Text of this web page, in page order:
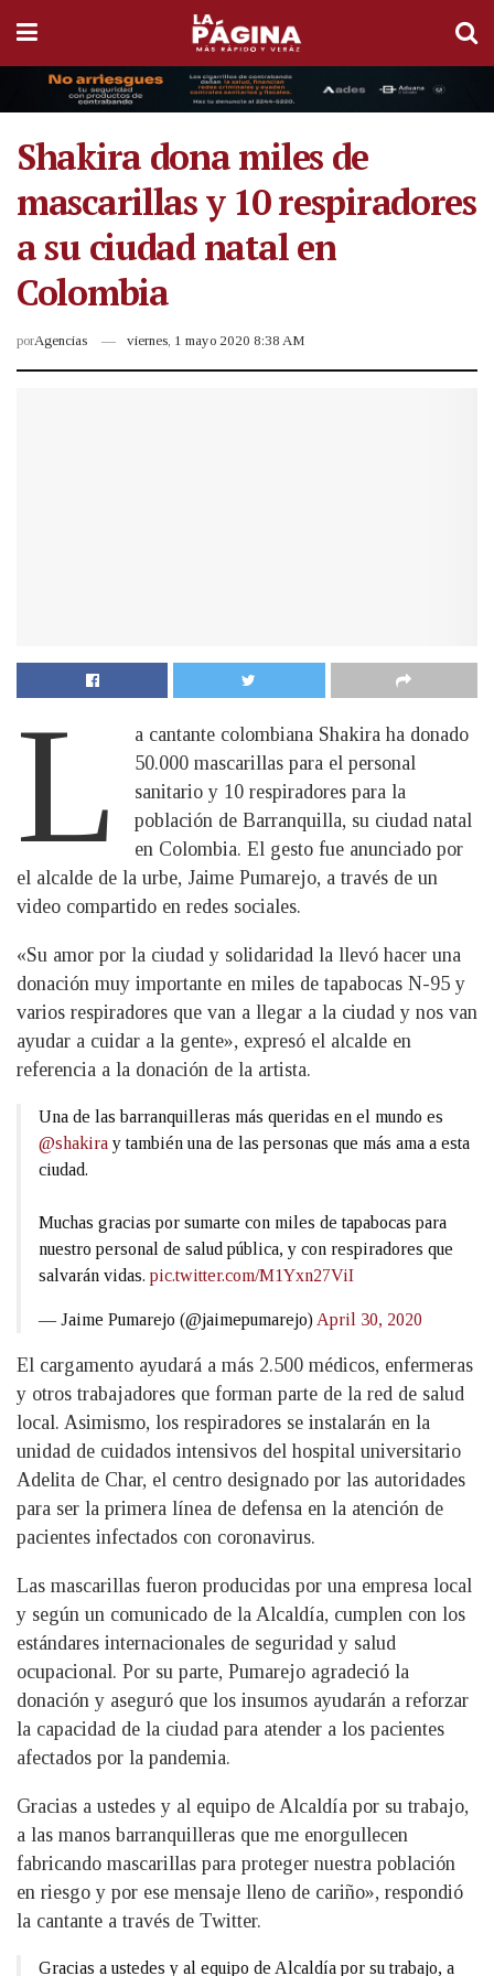
Shakira dona miles de
mascarillas y 10 respiradores
a su ciudad natal en
Colombia
porAgencias viernes, 1 mayo 2020 8:38 AM
L
a cantante colombiana Shakira ha donado
50.000 mascarillas para el personal
sanitario y 10 respiradores para la
población de Barranquilla, su ciudad natal
en Colombia. El gesto fue anunciado por
el alcalde de la urbe, Jaime Pumarejo, a través de un
video compartido en redes sociales.
«Su amor por la ciudad y solidaridad la llevó hacer una
donación muy importante en miles de tapabocas N-95 y
varios respiradores que van a llegar a la ciudad y nos van
ayudar a cuidar a la gente», expresó el alcalde en
referencia a la donación de la artista.
Una de las barranquilleras más queridas en el mundo es
@shakira y también una de las personas que más ama a esta
ciudad.
Muchas gracias por sumarte con miles de tapabocas para
nuestro personal de salud pública, y con respiradores que
salvarán vidas. pic.twitter.com/M1Yxn27ViI
— Jaime Pumarejo (@jaimepumarejo) April 30, 2020
El cargamento ayudará a más 2.500 médicos, enfermeras
y otros trabajadores que forman parte de la red de salud
local. Asimismo, los respiradores se instalarán en la
unidad de cuidados intensivos del hospital universitario
Adelita de Char, el centro designado por las autoridades
para ser la primera línea de defensa en la atención de
pacientes infectados con coronavirus.
Las mascarillas fueron producidas por una empresa local
y según un comunicado de la Alcaldía, cumplen con los
estándares internacionales de seguridad y salud
ocupacional. Por su parte, Pumarejo agradeció la
donación y aseguró que los insumos ayudarán a reforzar
la capacidad de la ciudad para atender a los pacientes
afectados por la pandemia.
Gracias a ustedes y al equipo de Alcaldía por su trabajo,
a las manos barranquilleras que me enorgullecen
fabricando mascarillas para proteger nuestra población
en riesgo y por ese mensaje lleno de cariño», respondió
la cantante a través de Twitter.
Gracias a ustedes y al equipo de Alcaldía por su trabajo, a